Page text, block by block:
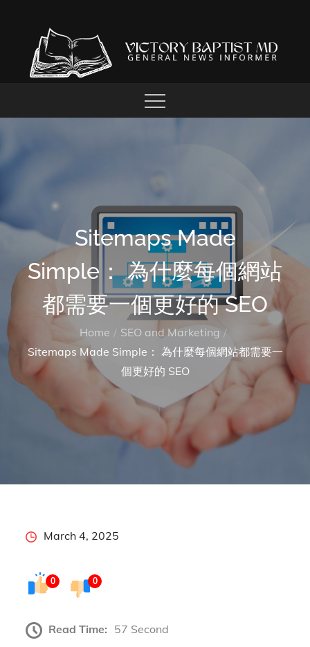
content
VICTORY BAPTIST MD
GENERAL NEWS INFORMER
Sitemaps Made
Simple： 為什麼每個網站
都需要一個更好的 SEO
Home
SEO and Marketing
Sitemaps Made Simple： 為什麼每個網站都需要一
個更好的 SEO
PostedMarch 4, 2025
0 0
Read Time: 57 Second